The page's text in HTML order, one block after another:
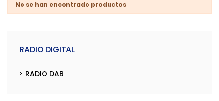
No se han encontrado productos
RADIO DIGITAL
RADIO DAB